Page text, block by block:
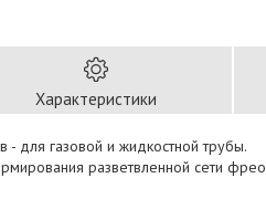
Характеристики
- для газовой и жидкостной трубы.
разветвленной сети